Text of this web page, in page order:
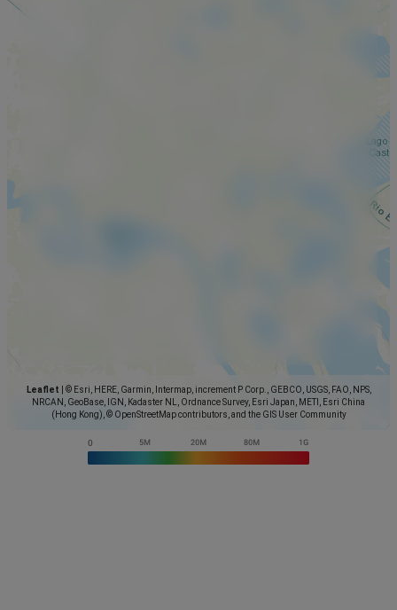
Leaflet
© Esri, HERE, Garmin, Intermap, increment P Corp., GEBCO, USGS, FAO, NPS,
NRCAN, GeoBase, IGN, Kadaster NL, Ordnance Survey, Esri Japan, METI, Esri China
(Hong Kong), © OpenStreetMap contributors, and the GIS User Community